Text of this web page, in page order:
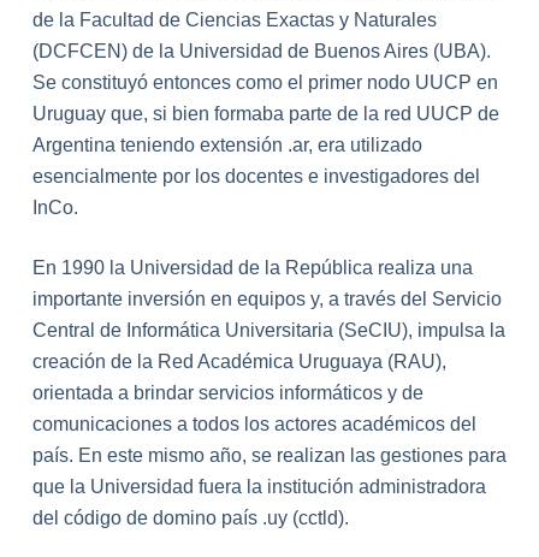
de la Facultad de Ciencias Exactas y Naturales
(DCFCEN) de la Universidad de Buenos Aires (UBA).
Se constituyó entonces como el primer nodo UUCP en
Uruguay que, si bien formaba parte de la red UUCP de
Argentina teniendo extensión .ar, era utilizado
esencialmente por los docentes e investigadores del
InCo.
En 1990 la Universidad de la República realiza una
importante inversión en equipos y, a través del Servicio
Central de Informática Universitaria (SeCIU), impulsa la
creación de la Red Académica Uruguaya (RAU),
orientada a brindar servicios informáticos y de
comunicaciones a todos los actores académicos del
país. En este mismo año, se realizan las gestiones para
que la Universidad fuera la institución administradora
del código de domino país .uy (cctld).